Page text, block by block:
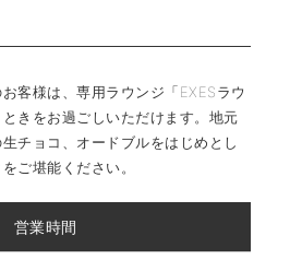
客様は、専用ラウンジ「EXESラウ
きをお過ごしいただけます。地元
チョコ、オードブルをはじめとし
ご堪能ください。
営業時間